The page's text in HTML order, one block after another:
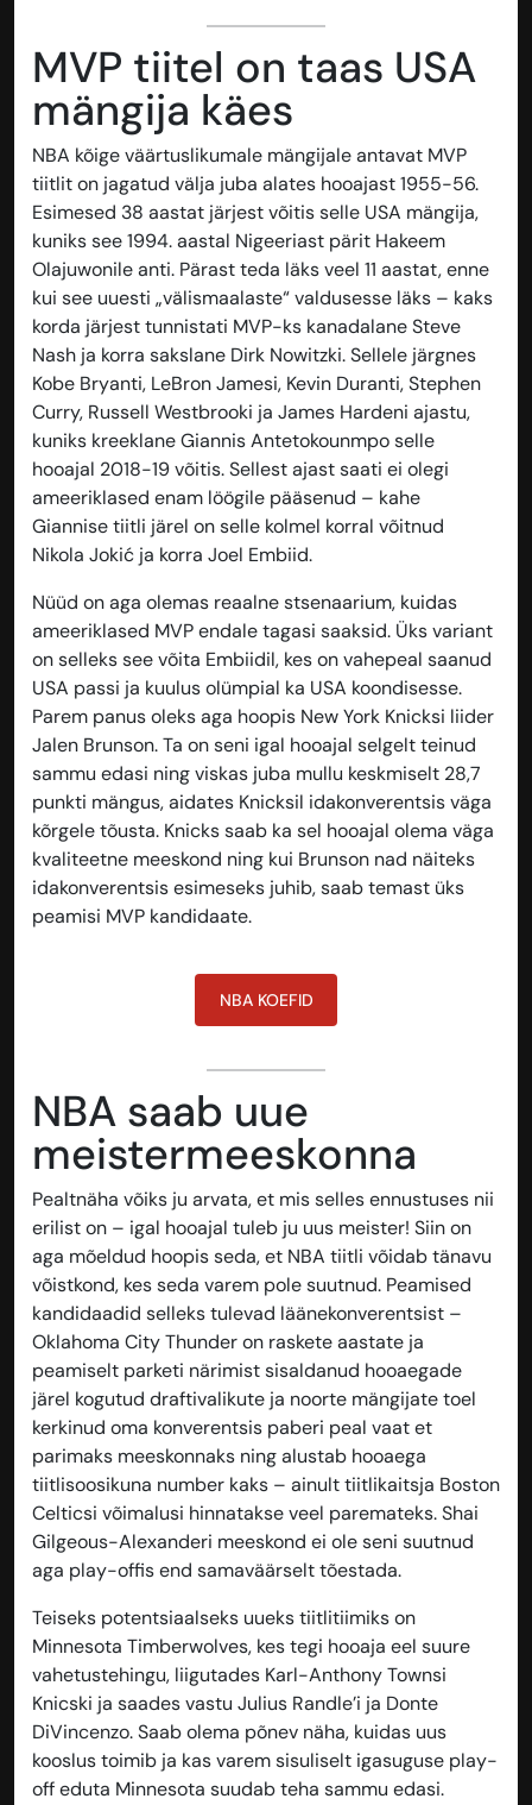
MVP tiitel on taas USA
mängija käes
NBA kõige väärtuslikumale mängijale antavat MVP
tiitlit on jagatud välja juba alates hooajast 1955-56.
Esimesed 38 aastat järjest võitis selle USA mängija,
kuniks see 1994. aastal Nigeeriast pärit Hakeem
Olajuwonile anti. Pärast teda läks veel 11 aastat, enne
kui see uuesti „välismaalaste“ valdusesse läks – kaks
korda järjest tunnistati MVP-ks kanadalane Steve
Nash ja korra sakslane Dirk Nowitzki. Sellele järgnes
Kobe Bryanti, LeBron Jamesi, Kevin Duranti, Stephen
Curry, Russell Westbrooki ja James Hardeni ajastu,
kuniks kreeklane Giannis Antetokounmpo selle
hooajal 2018-19 võitis. Sellest ajast saati ei olegi
ameeriklased enam löögile pääsenud – kahe
Giannise tiitli järel on selle kolmel korral võitnud
Nikola Jokić ja korra Joel Embiid.
Nüüd on aga olemas reaalne stsenaarium, kuidas
ameeriklased MVP endale tagasi saaksid. Üks variant
on selleks see võita Embiidil, kes on vahepeal saanud
USA passi ja kuulus olümpial ka USA koondisesse.
Parem panus oleks aga hoopis New York Knicksi liider
Jalen Brunson. Ta on seni igal hooajal selgelt teinud
sammu edasi ning viskas juba mullu keskmiselt 28,7
punkti mängus, aidates Knicksil idakonverentsis väga
kõrgele tõusta. Knicks saab ka sel hooajal olema väga
kvaliteetne meeskond ning kui Brunson nad näiteks
idakonverentsis esimeseks juhib, saab temast üks
peamisi MVP kandidaate.
NBA KOEFID
NBA saab uue
meistermeeskonna
Pealtnäha võiks ju arvata, et mis selles ennustuses nii
erilist on – igal hooajal tuleb ju uus meister! Siin on
aga mõeldud hoopis seda, et NBA tiitli võidab tänavu
võistkond, kes seda varem pole suutnud. Peamised
kandidaadid selleks tulevad läänekonverentsist –
Oklahoma City Thunder on raskete aastate ja
peamiselt parketi närimist sisaldanud hooaegade
järel kogutud draftivalikute ja noorte mängijate toel
kerkinud oma konverentsis paberi peal vaat et
parimaks meeskonnaks ning alustab hooaega
tiitlisoosikuna number kaks – ainult tiitlikaitsja Boston
Celticsi võimalusi hinnatakse veel paremateks. Shai
Gilgeous-Alexanderi meeskond ei ole seni suutnud
aga play-offis end samaväärselt tõestada.
Teiseks potentsiaalseks uueks tiitlitiimiks on
Minnesota Timberwolves, kes tegi hooaja eel suure
vahetustehingu, liigutades Karl-Anthony Townsi
Knicski ja saades vastu Julius Randle’i ja Donte
DiVincenzo. Saab olema põnev näha, kuidas uus
kooslus toimib ja kas varem sisuliselt igasuguse play-
off eduta Minnesota suudab teha sammu edasi.